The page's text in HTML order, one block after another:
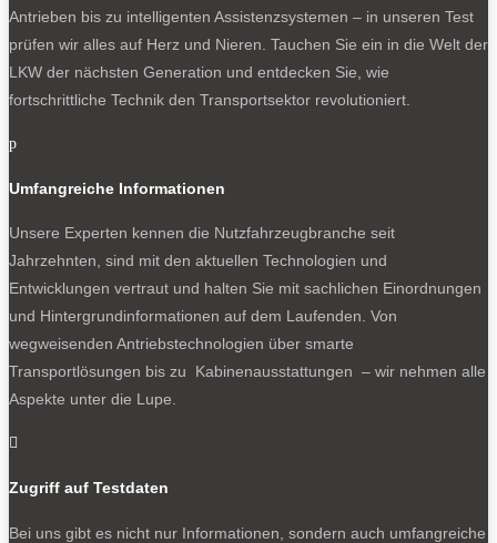
Antrieben bis zu intelligenten Assistenzsystemen – in unseren Test
prüfen wir alles auf Herz und Nieren. Tauchen Sie ein in die Welt der
LKW der nächsten Generation und entdecken Sie, wie
fortschrittliche Technik den Transportsektor revolutioniert.
p
Umfangreiche Informationen
Unsere Experten kennen die Nutzfahrzeugbranche seit
Jahrzehnten, sind mit den aktuellen Technologien und
Entwicklungen vertraut und halten Sie mit sachlichen Einordnungen
und Hintergrundinformationen auf dem Laufenden. Von
wegweisenden Antriebstechnologien über smarte
Transportlösungen bis zu Kabinenausstattungen – wir nehmen alle
Aspekte unter die Lupe.

Zugriff auf Testdaten
Bei uns gibt es nicht nur Informationen, sondern auch umfangreiche